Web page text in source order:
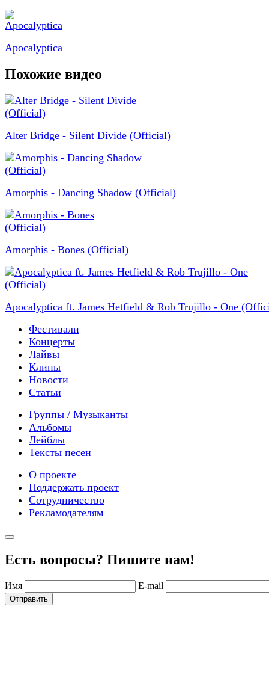
Apocalyptica
Похожие видео
Alter Bridge - Silent Divide (Official)
Amorphis - Dancing Shadow (Official)
Amorphis - Bones (Official)
Apocalyptica ft. James Hetfield & Rob Trujillo - One
Фестивали
Концерты
Лайвы
Клипы
Новости
Статьи
Группы / Музыканты
Альбомы
Лейблы
Тексты песен
О проекте
Поддержать проект
Сотрудничество
Рекламодателям
Есть вопросы? Пишите нам!
Имя E-mail